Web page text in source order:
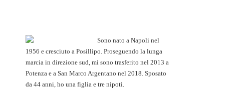
Sono nato a Napoli nel
1956 e cresciuto a Posillipo. Proseguendo la lunga
marcia in direzione sud, mi sono trasferito nel 2013 a
Potenza e a San Marco Argentano nel 2018. Sposato
da 44 anni, ho una figlia e tre nipoti.